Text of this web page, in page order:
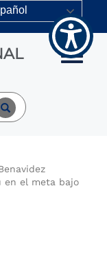
Toggle
en el meta bajo